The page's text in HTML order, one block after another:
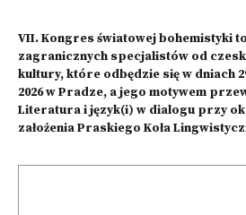
VII. Kongres światowej bohemistyki
zagranicznych specjalistów od
kultury, które odbędzie się w dniach
2026 w Pradze, a jego motywem
Literatura i język(i) w dialogu przy
założenia Praskiego Koła